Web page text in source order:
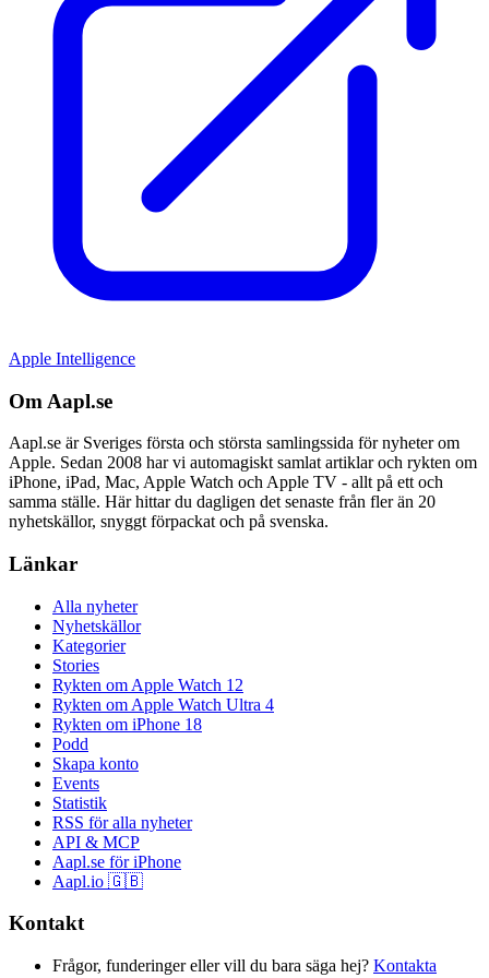
Apple Intelligence
Om Aapl.se
Aapl.se är Sveriges första och största samlingssida för nyheter om
Apple. Sedan 2008 har vi automagiskt samlat artiklar och rykten om
iPhone, iPad, Mac, Apple Watch och Apple TV - allt på ett och
samma ställe. Här hittar du dagligen det senaste från fler än 20
nyhetskällor, snyggt förpackat och på svenska.
Länkar
Alla nyheter
Nyhetskällor
Kategorier
Stories
Rykten om Apple Watch 12
Rykten om Apple Watch Ultra 4
Rykten om iPhone 18
Podd
Skapa konto
Events
Statistik
RSS för alla nyheter
API & MCP
Aapl.se för iPhone
Aapl.io 🇬🇧
Kontakt
Frågor, funderinger eller vill du bara säga hej? Kontakta